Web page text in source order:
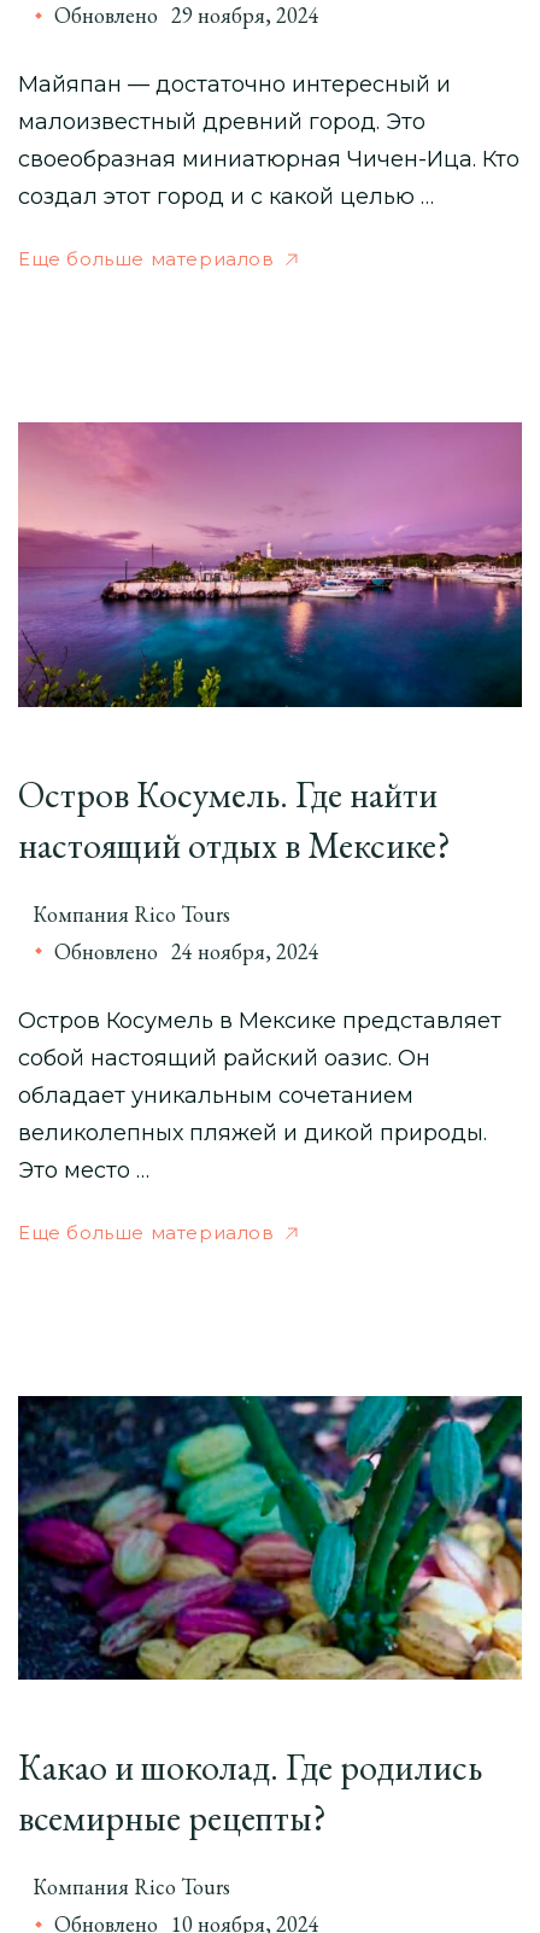
Обновлено 29 ноября, 2024
Майяпан — достаточно интересный и
малоизвестный древний город. Это
своеобразная миниатюрная Чичен-Ица. Кто
создал этот город и с какой целью …
Еще больше материалов
Остров Косумель. Где найти
настоящий отдых в Мексике?
Компания Rico Tours
Обновлено 24 ноября, 2024
Остров Косумель в Мексике представляет
собой настоящий райский оазис. Он
обладает уникальным сочетанием
великолепных пляжей и дикой природы.
Это место …
Еще больше материалов
Какао и шоколад. Где родились
всемирные рецепты?
Компания Rico Tours
Обновлено 10 ноября, 2024